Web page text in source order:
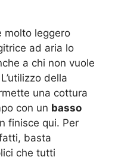
molto leggero
ad aria lo
a chi non vuole
della
una cottura
con un basso
finisce qui. Per
basta
che tutti